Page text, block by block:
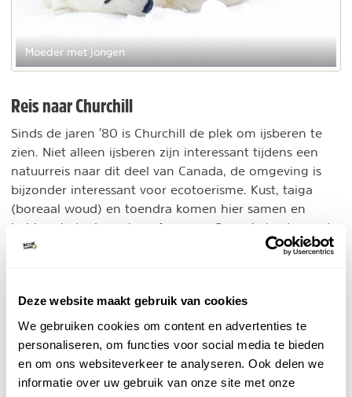
Deze website maakt gebruik van cookies
We gebruiken cookies om content en advertenties te
personaliseren, om functies voor social media te bieden
en om ons websiteverkeer te analyseren. Ook delen we
informatie over uw gebruik van onze site met onze
Moeder met jongen
Reis naar Churchill
Sinds de jaren '80 is Churchill de plek om ijsberen te
zien. Niet alleen ijsberen zijn interessant tijdens een
natuurreis naar dit deel van Canada, de omgeving is
bijzonder interessant voor ecotoerisme. Kust, taiga
(boreaal woud) en toendra komen hier samen en
hebben ieder hun eigen fauna en flora. Je kunt er ook
andere bijzondere dieren zien.
natuurattractie. In juli en augustus komen ieder jaar
duizenden belugawalvissen om te kalveren in het
warme(re) water van de Churchill rivier.